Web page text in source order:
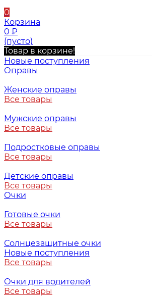
0
Корзина
0 ₽
(пусто)
Товар в корзине!
Новые поступления
Оправы
Женские оправы
Все товары
Мужские оправы
Все товары
Подростковые оправы
Все товары
Детские оправы
Все товары
Очки
Готовые очки
Все товары
Солнцезащитные очки
Новые поступления
Все товары
Очки для водителей
Все товары